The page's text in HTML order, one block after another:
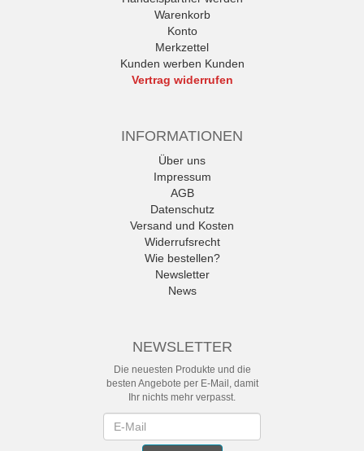
Warenkorb
Konto
Merkzettel
Kunden werben Kunden
Vertrag widerrufen
INFORMATIONEN
Über uns
Impressum
AGB
Datenschutz
Versand und Kosten
Widerrufsrecht
Wie bestellen?
Newsletter
News
NEWSLETTER
Die neuesten Produkte und die
besten Angebote per E-Mail, damit
Ihr nichts mehr verpasst.